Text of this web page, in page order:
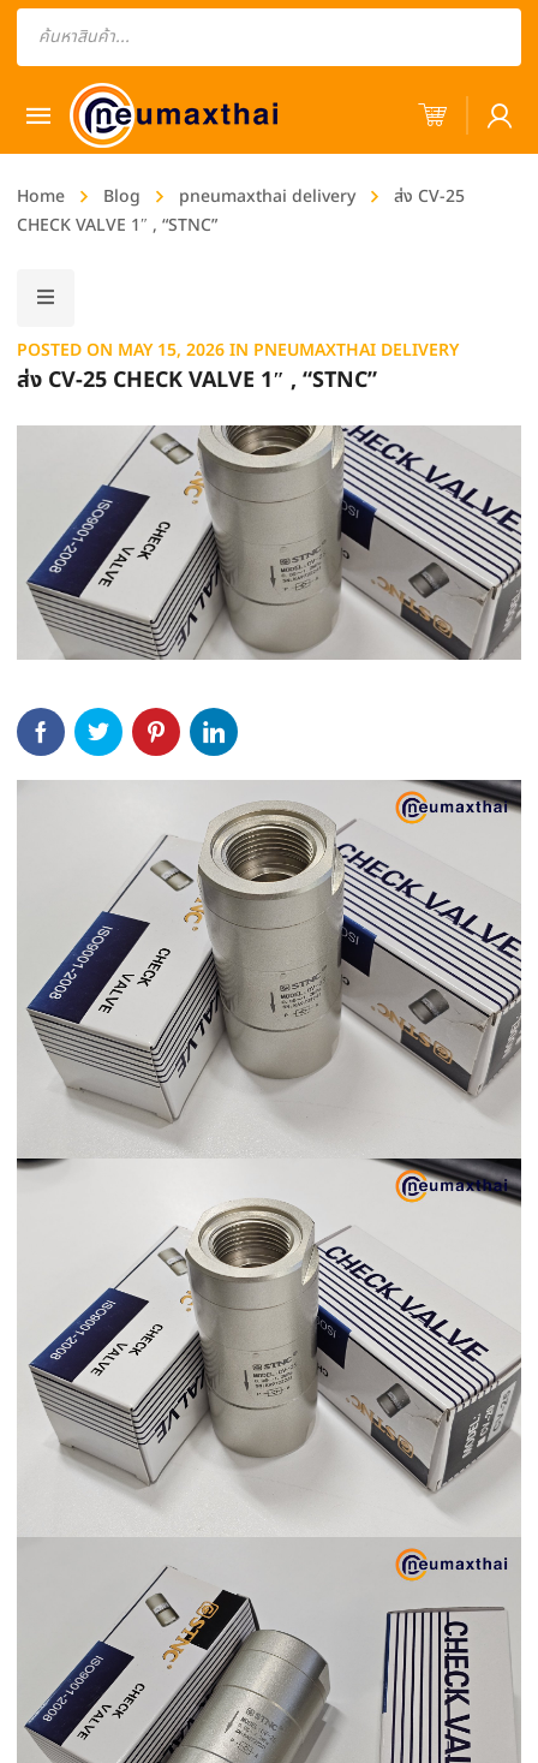
Products
search
Home Blog pneumaxthai delivery
ส่ง CV-25
CHECK VALVE 1″ , “STNC”
POSTED ON MAY 15, 2026IN PNEUMAXTHAI DELIVERY
ส่ง CV-25 CHECK VALVE 1″ , “STNC”